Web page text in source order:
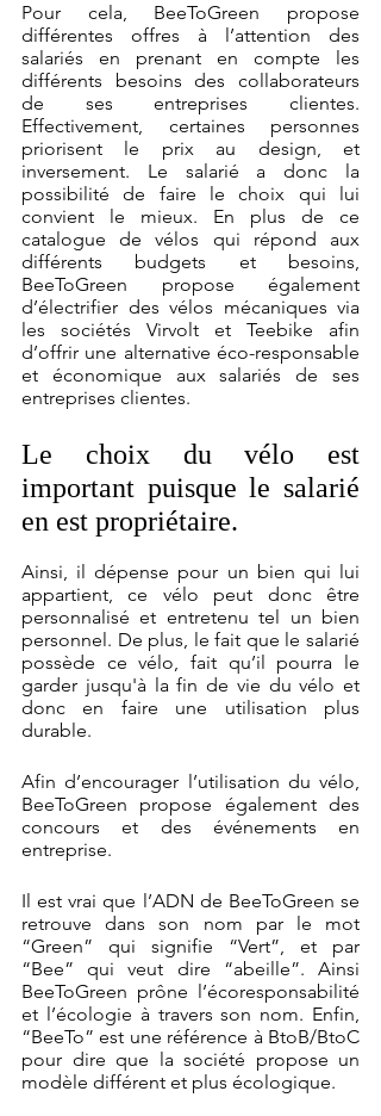
Pour cela, BeeToGreen propose
différentes offres à l’attention des
salariés en prenant en compte les
différents besoins des collaborateurs
de ses entreprises clientes.
Effectivement, certaines personnes
priorisent le prix au design, et
inversement. Le salarié a donc la
possibilité de faire le choix qui lui
convient le mieux. En plus de ce
catalogue de vélos qui répond aux
différents budgets et besoins,
BeeToGreen propose également
d’électrifier des vélos mécaniques via
les sociétés Virvolt et Teebike afin
d’offrir une alternative éco-responsable
et économique aux salariés de ses
entreprises clientes.
Le choix du vélo est
important puisque le salarié
en est propriétaire.
Ainsi, il dépense pour un bien qui lui
appartient, ce vélo peut donc être
personnalisé et entretenu tel un bien
personnel. De plus, le fait que le salarié
possède ce vélo, fait qu’il pourra le
garder jusqu'à la fin de vie du vélo et
donc en faire une utilisation plus
durable.
Afin d’encourager l’utilisation du vélo,
BeeToGreen propose également des
concours et des événements en
entreprise.
Il est vrai que l’ADN de BeeToGreen se
retrouve dans son nom par le mot
“Green” qui signifie “Vert”, et par
“Bee” qui veut dire “abeille”. Ainsi
BeeToGreen prône l’écoresponsabilité
et l’écologie à travers son nom. Enfin,
“BeeTo” est une référence à BtoB/BtoC
pour dire que la société propose un
modèle différent et plus écologique.